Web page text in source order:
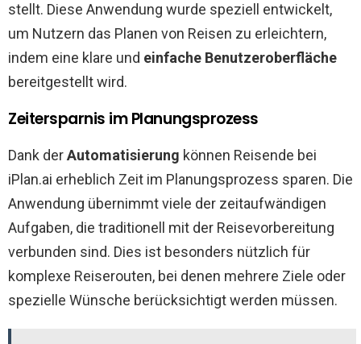
stellt. Diese Anwendung wurde speziell entwickelt,
um Nutzern das Planen von Reisen zu erleichtern,
indem eine klare und einfache Benutzeroberfläche
bereitgestellt wird.
Zeitersparnis im Planungsprozess
Dank derAutomatisierung können Reisende bei
iPlan.ai erheblich Zeit im Planungsprozess sparen. Die
Anwendung übernimmt viele der zeitaufwändigen
Aufgaben, die traditionell mit der Reisevorbereitung
verbunden sind. Dies ist besonders nützlich für
komplexe Reiserouten, bei denen mehrere Ziele oder
spezielle Wünsche berücksichtigt werden müssen.